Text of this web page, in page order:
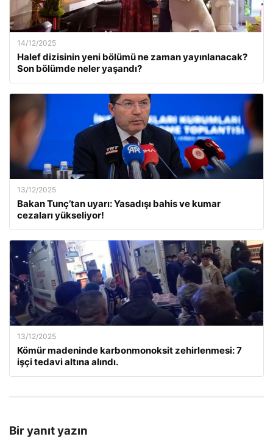
14/12/2025
Halef dizisinin yeni bölümü ne zaman yayınlanacak?
Son bölümde neler yaşandı?
13/12/2025
Bakan Tunç’tan uyarı: Yasadışı bahis ve kumar
cezaları yükseliyor!
13/12/2025
Kömür madeninde karbonmonoksit zehirlenmesi: 7
işçi tedavi altına alındı.
Bir yanıt yazın